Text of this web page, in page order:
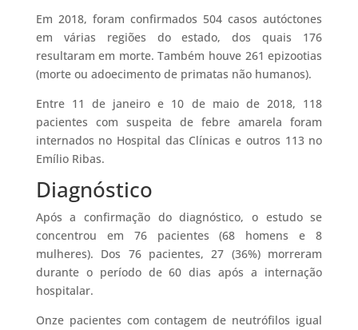
Em 2018, foram confirmados 504 casos autóctones
em várias regiões do estado, dos quais 176
resultaram em morte. Também houve 261 epizootias
(morte ou adoecimento de primatas não humanos).
Entre 11 de janeiro e 10 de maio de 2018, 118
pacientes com suspeita de febre amarela foram
internados no Hospital das Clínicas e outros 113 no
Emílio Ribas.
Diagnóstico
Após a confirmação do diagnóstico, o estudo se
concentrou em 76 pacientes (68 homens e 8
mulheres). Dos 76 pacientes, 27 (36%) morreram
durante o período de 60 dias após a internação
hospitalar.
Onze pacientes com contagem de neutrófilos igual